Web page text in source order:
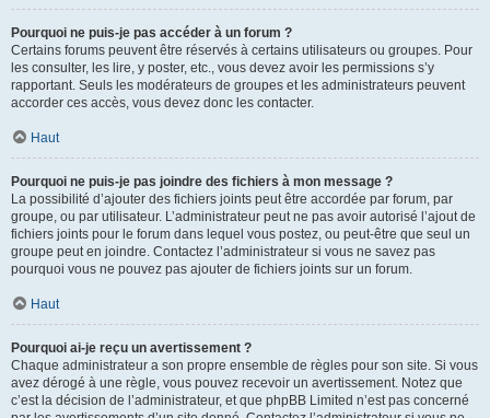
Pourquoi ne puis-je pas accéder à un forum ?
Certains forums peuvent être réservés à certains utilisateurs ou groupes. Pour
les consulter, les lire, y poster, etc., vous devez avoir les permissions s’y
rapportant. Seuls les modérateurs de groupes et les administrateurs peuvent
accorder ces accès, vous devez donc les contacter.
Haut
Pourquoi ne puis-je pas joindre des fichiers à mon message ?
La possibilité d’ajouter des fichiers joints peut être accordée par forum, par
groupe, ou par utilisateur. L’administrateur peut ne pas avoir autorisé l’ajout de
fichiers joints pour le forum dans lequel vous postez, ou peut-être que seul un
groupe peut en joindre. Contactez l’administrateur si vous ne savez pas
pourquoi vous ne pouvez pas ajouter de fichiers joints sur un forum.
Haut
Pourquoi ai-je reçu un avertissement ?
Chaque administrateur a son propre ensemble de règles pour son site. Si vous
avez dérogé à une règle, vous pouvez recevoir un avertissement. Notez que
c’est la décision de l’administrateur, et que phpBB Limited n’est pas concerné